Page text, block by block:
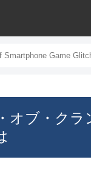
Smartphone Game
オブ・ク